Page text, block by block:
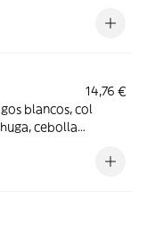
14,76 €
blancos, col
cebolla